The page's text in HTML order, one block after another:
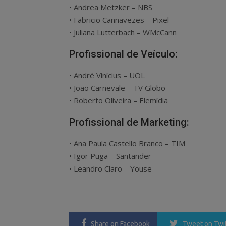
• Andrea Metzker – NBS
• Fabricio Cannavezes – Pixel
• Juliana Lutterbach – WMcCann
Profissional de Veículo:
• André Vinícius – UOL
• João Carnevale – TV Globo
• Roberto Oliveira – Elemídia
Profissional de Marketing:
• Ana Paula Castello Branco – TIM
• Igor Puga – Santander
• Leandro Claro – Youse
Share on Facebook Tweet on